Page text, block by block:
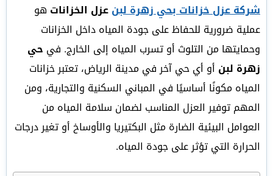
شركة عزل خزانات بحي زهرة لبنعزل الخزانات هو
عملية ضرورية للحفاظ على جودة المياه داخل الخزانات
وحمايتها من التلوث أو تسرب المياه إلى الخارج. في حي
زهرة لبن أو أي حي آخر في مدينة الرياض، تعتبر خزانات
المياه مكونًا أساسيًا في المباني السكنية والتجارية، ومن
المهم توفير العزل المناسب لضمان سلامة المياه من
العوامل البيئية الضارة مثل البكتيريا والأوساخ أو تغير درجات
الحرارة التي تؤثر على جودة المياه.